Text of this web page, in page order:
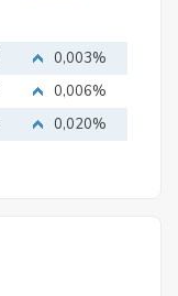
0,003%
0,006%
0,020%